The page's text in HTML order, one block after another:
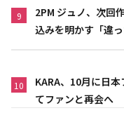
9
2PM ジュノ、次回
込みを明かす「違
10
KARA、10月に日
てファンと再会へ